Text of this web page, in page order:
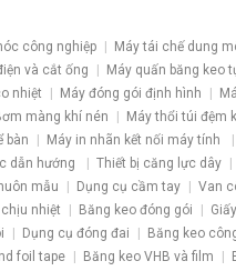
công nghiệp Máy tái chế dung
và cắt ống Máy quấn băng keo
nhiệt Máy đóng gói định hình
màng khí nén Máy thổi túi đệm
bàn Máy in nhãn kết nối máy tính
dẫn hướng Thiết bị căng lực dây
mẫu Dụng cụ cầm tay Van
nhiệt Băng keo đóng gói
Dụng cụ đóng đai Băng keo
foil tape Băng keo VHB và film